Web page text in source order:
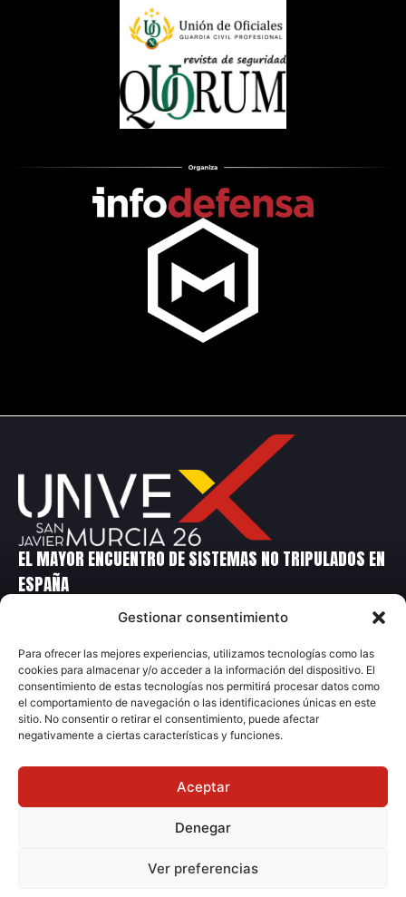
Gestionar consentimiento
Para ofrecer las mejores experiencias, utilizamos tecnologías como las
cookies para almacenar y/o acceder a la información del dispositivo. El
consentimiento de estas tecnologías nos permitirá procesar datos como
el comportamiento de navegación o las identificaciones únicas en este
sitio. No consentir o retirar el consentimiento, puede afectar
negativamente a ciertas características y funciones.
Aceptar
Denegar
Ver preferencias
EL MAYOR ENCUENTRO DE SISTEMAS NO TRIPULADOS EN
ESPAÑA
+34 699 14 86 90
+34 91 231 70 04
unvex@grupometalia.com